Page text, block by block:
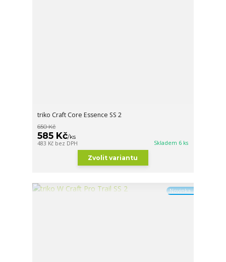
triko Craft Core Essence SS 2
650 Kč
585 Kč/ks
483 Kč bez DPH Skladem 6 ks
Zvolit variantu
Novinka